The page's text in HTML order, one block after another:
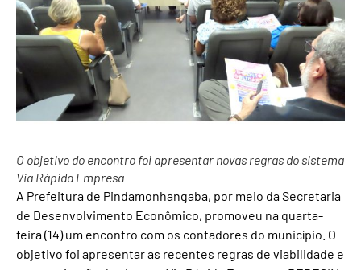
O objetivo do encontro foi apresentar novas regras do sistema
Via Rápida Empresa
A Prefeitura de Pindamonhangaba, por meio da Secretaria
de Desenvolvimento Econômico, promoveu na quarta-
feira (14) um encontro com os contadores do município. O
objetivo foi apresentar as recentes regras de viabilidade e